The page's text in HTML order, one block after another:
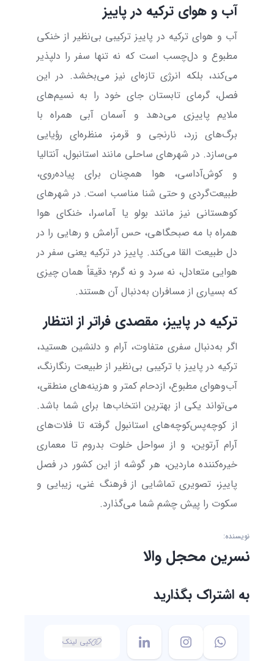
آب و هوای ترکیه در پاییز
آب و هوای ترکیه در پاییز ترکیبی بی‌نظیر از خنکی
مطبوع و دل‌چسب است که نه تنها سفر را دلپذیر
می‌کند، بلکه انرژی تازه‌ای نیز می‌بخشد. در این
فصل، گرمای تابستان جای خود را به نسیم‌های
ملایم پاییزی می‌دهد و آسمان آبی همراه با
برگ‌های زرد، نارنجی و قرمز، منظره‌ای رؤیایی
می‌سازد. در شهرهای ساحلی مانند استانبول، آنتالیا
و کوش‌آداسی، هوا همچنان برای پیاده‌روی،
طبیعت‌گردی و حتی شنا مناسب است. در شهرهای
کوهستانی نیز مانند بولو یا آماسرا، خنکای هوا
همراه با مه صبحگاهی، حس آرامش و رهایی را در
دل طبیعت القا می‌کند. پاییز در ترکیه یعنی سفر در
هوایی متعادل، نه سرد و نه گرم؛ دقیقاً همان چیزی
که بسیاری از مسافران به‌دنبال آن هستند.
ترکیه در پاییز، مقصدی فراتر از انتظار
اگر به‌دنبال سفری متفاوت، آرام و دلنشین هستید،
ترکیه در پاییز با ترکیبی بی‌نظیر از طبیعت رنگارنگ،
آب‌وهوای مطبوع، ازدحام کمتر و هزینه‌های منطقی،
می‌تواند یکی از بهترین انتخاب‌ها برای شما باشد.
از کوچه‌پس‌کوچه‌های استانبول گرفته تا فلات‌های
آرام آرتوین، و از سواحل خلوت بدروم تا معماری
خیره‌کننده ماردین، هر گوشه از این کشور در فصل
پاییز، تصویری تماشایی از فرهنگ غنی، زیبایی و
سکوت را پیش چشم شما می‌گذارد.
نویسنده:
نسرین محجل والا
به اشتراک بگذارید
کپی لینک